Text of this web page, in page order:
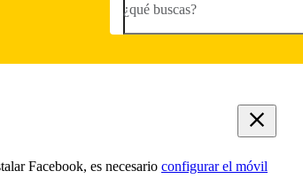
¿qué buscas?
Facebook, es necesario configurar el móvil